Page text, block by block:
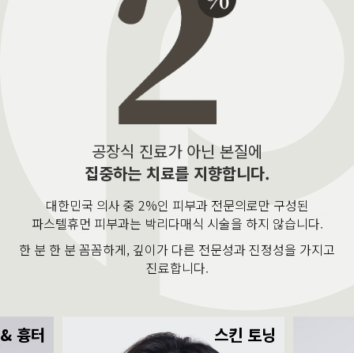
공장식 진료가 아닌 본질에
집중하는 치료를 지향합니다.
대한민국 의사 중 2%인 피부과 전문의로만 구성된
파스텔휴먼 피부과는 박리다매식 시술을 하지 않습니다.
한 분 한 분 꼼꼼하게, 깊이가 다른 전문성과 진정성을 가지고
진료합니다.
흉터 스킨 토닝